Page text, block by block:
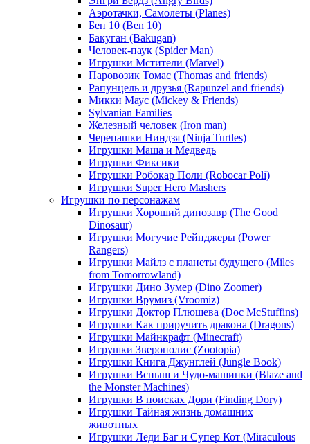
Аэротачки, Самолеты (Planes)
Бен 10 (Ben 10)
Бакуган (Bakugan)
Человек-паук (Spider Man)
Игрушки Мстители (Marvel)
Паровозик Томас (Thomas and friends)
Рапунцель и друзья (Rapunzel and friends)
Микки Маус (Mickey & Friends)
Sylvanian Families
Железный человек (Iron man)
Черепашки Ниндзя (Ninja Turtles)
Игрушки Маша и Медведь
Игрушки Фиксики
Игрушки Робокар Поли (Robocar Poli)
Игрушки Super Hero Mashers
Игрушки по персонажам
Игрушки Хороший динозавр (The Good
Dinosaur)
Игрушки Могучие Рейнджеры (Power
Rangers)
Игрушки Майлз с планеты будущего (Miles
from Tomorrowland)
Игрушки Дино Зумер (Dino Zoomer)
Игрушки Врумиз (Vroomiz)
Игрушки Доктор Плюшева (Doc McStuffins)
Игрушки Как приручить дракона (Dragons)
Игрушки Майнкрафт (Minecraft)
Игрушки Зверополис (Zootopia)
Игрушки Книга Джунглей (Jungle Book)
Игрушки Вспыш и Чудо-машинки (Blaze and
the Monster Machines)
Игрушки В поисках Дори (Finding Dory)
Игрушки Тайная жизнь домашних
животных
Игрушки Леди Баг и Супер Кот (Miraculous